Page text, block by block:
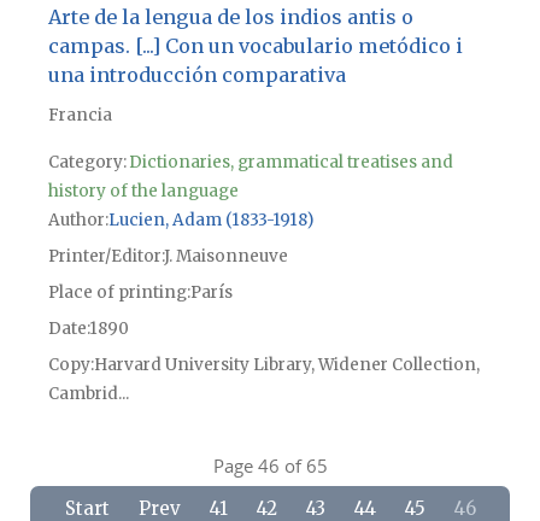
Arte de la lengua de los indios antis o
campas. [...] Con un vocabulario metódico i
una introducción comparativa
Francia
Category:Dictionaries, grammatical treatises and
history of the language
Author Lucien, Adam (1833-1918)
Printer/EditorJ. Maisonneuve
Place of printingParís
Date1890
CopyHarvard University Library, Widener Collection,
Cambrid...
Page 46 of 65
Start Prev 41 42 43 44 45
46